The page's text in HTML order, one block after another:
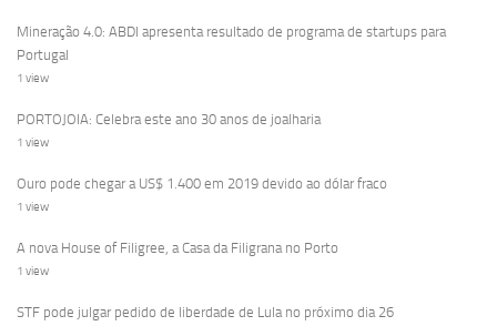
Mineração 4.0: ABDI apresenta resultado de programa de startups para
Portugal
1 view
PORTOJOIA: Celebra este ano 30 anos de joalharia
1 view
Ouro pode chegar a US$ 1.400 em 2019 devido ao dólar fraco
1 view
A nova House of Filigree, a Casa da Filigrana no Porto
1 view
STF pode julgar pedido de liberdade de Lula no próximo dia 26